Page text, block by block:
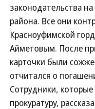
законодательства
района. Все они
Красноуфимской
Айметовым. После
карточки были
отчитался о
Сотрудники,
прокуратуру,